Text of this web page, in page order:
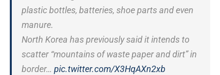
plastic bottles, batteries, shoe parts and even
manure.
North Korea has previously said it intends to
scatter “mountains of waste paper and dirt” in
border… pic.twitter.com/X3HqAXn2xb